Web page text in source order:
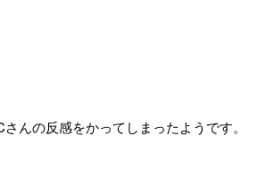
んの反感をかってしまったようです。